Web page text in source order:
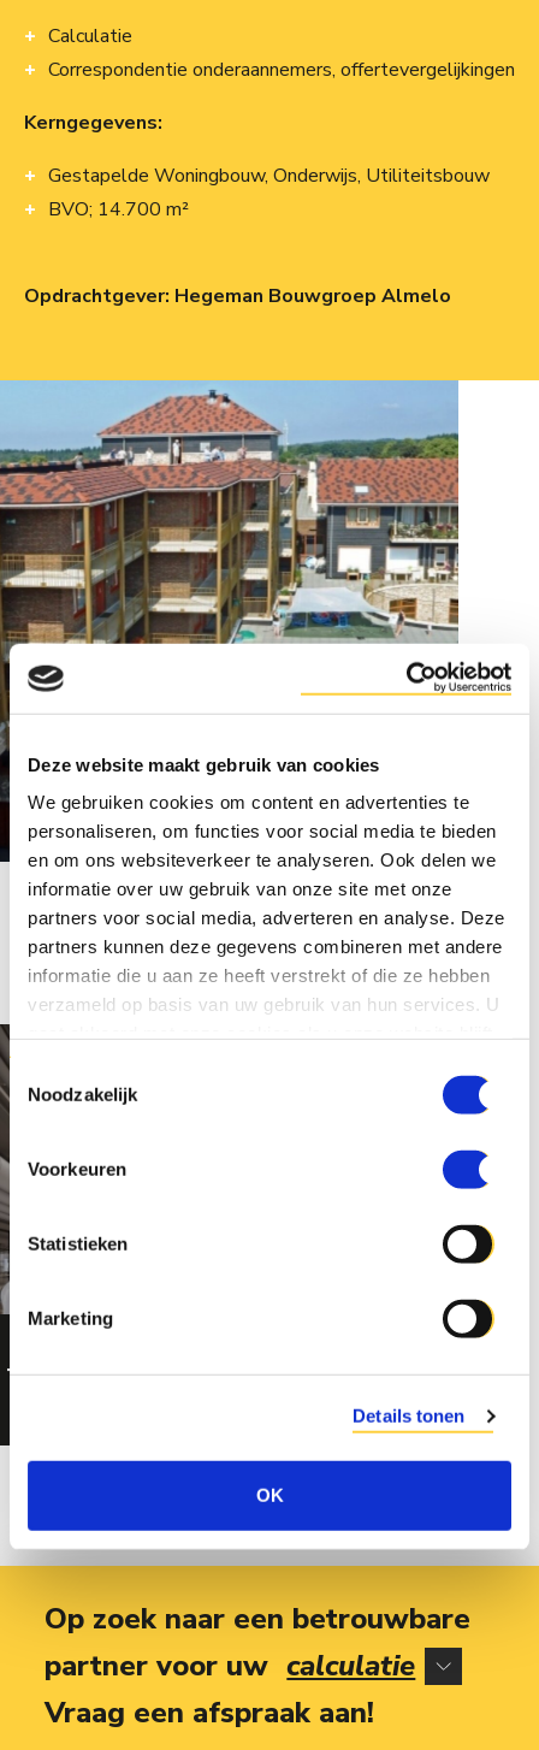
Deze website maakt gebruik van cookies
We gebruiken cookies om content en advertenties te
personaliseren, om functies voor social media te bieden
en om ons websiteverkeer te analyseren. Ook delen we
informatie over uw gebruik van onze site met onze
partners voor social media, adverteren en analyse. Deze
partners kunnen deze gegevens combineren met andere
informatie die u aan ze heeft verstrekt of die ze hebben
verzameld op basis van uw gebruik van hun services. U
Toestemmingsselectie
Noodzakelijk
Voorkeuren
Statistieken
Marketing
Details tonen
OK
Calculatie
Correspondentie onderaannemers, offertevergelijkingen
Kerngegevens:
Gestapelde Woningbouw, Onderwijs, Utiliteitsbouw
BVO; 14.700 m²
Opdrachtgever: Hegeman Bouwgroep Almelo
Meer van onze projecten:
Technohal Universiteit Twente
Op zoek naar een betrouwbare
partner voor uw calculatie
Vraag een afspraak aan!